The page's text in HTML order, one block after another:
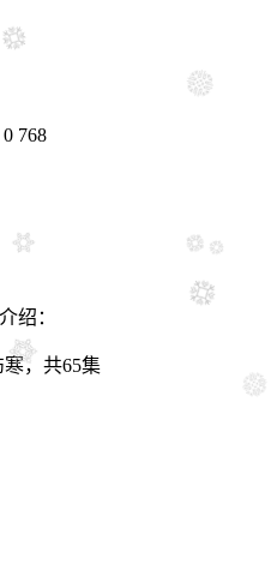
0 768
绍：
，共65集